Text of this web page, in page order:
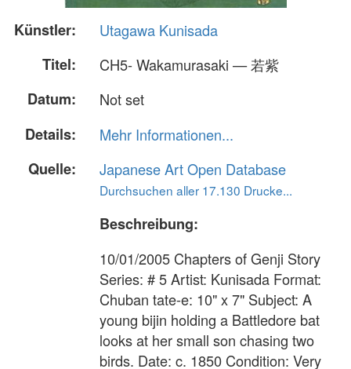
Künstler:
Utagawa Kunisada
Titel:
CH5- Wakamurasaki — 若紫
Datum:
Not set
Details:
Mehr Informationen...
Quelle:
Japanese Art Open Database
Durchsuchen aller 17.130 Drucke...
Beschreibung:
10/01/2005 Chapters of Genji Story
Series: # 5 Artist: Kunisada Format:
Chuban tate-e: 10" x 7" Subject: A
young bijin holding a Battledore bat
looks at her small son chasing two
birds. Date: c. 1850 Condition: Very